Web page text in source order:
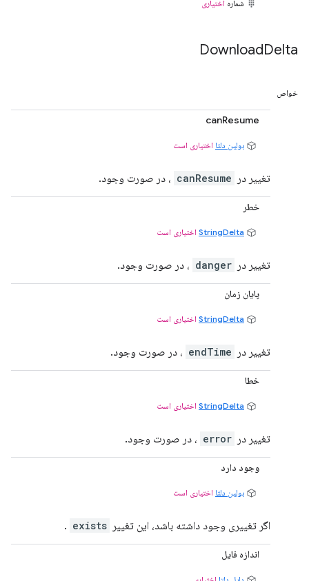
شماره اختیاری
DownloadDelta
خواص
canResume
بولین دلتا اختیاری است
تغییر در canResume ، در صورت وجود.
خطر
StringDelta اختیاری است
تغییر در danger ، در صورت وجود.
پایان زمان
StringDelta اختیاری است
تغییر در endTime ، در صورت وجود.
خطا
StringDelta اختیاری است
تغییر در error ، در صورت وجود.
وجود دارد
بولین دلتا اختیاری است
اگر تغییری وجود داشته باشد، این تغییر exists
.
اندازه فایل